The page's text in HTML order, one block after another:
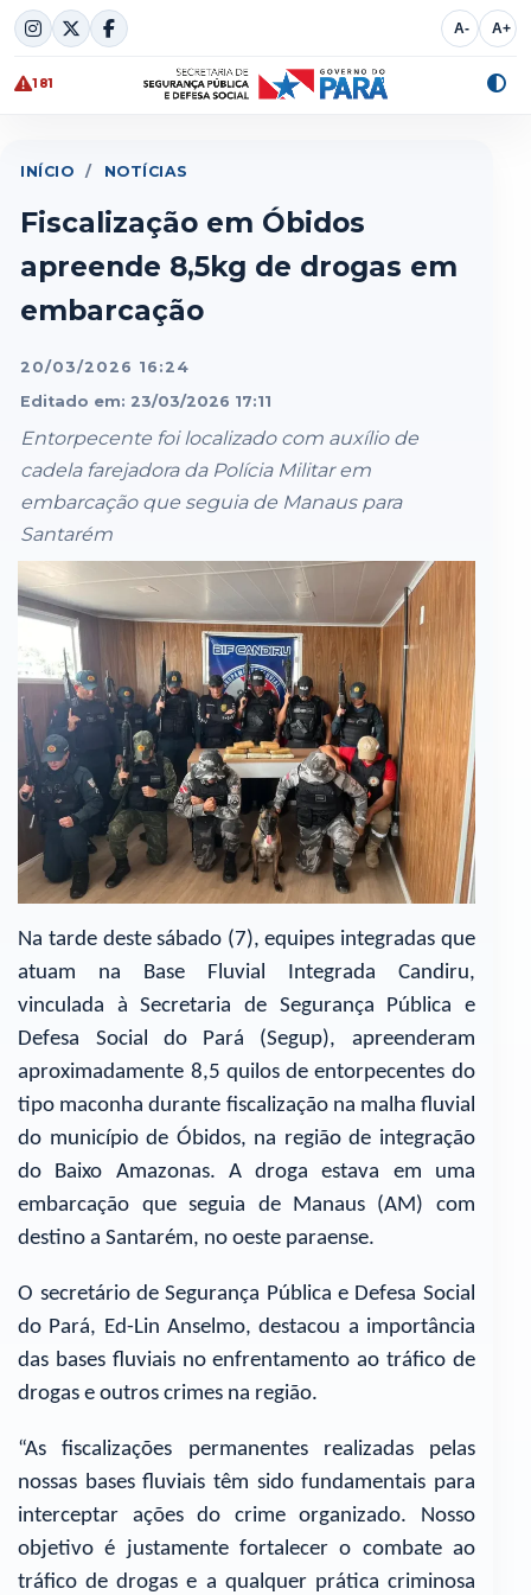
Skip
to
content
A- A+
181
INÍCIO / NOTÍCIAS
Fiscalização em Óbidos
apreende 8,5kg de drogas em
embarcação
20/03/2026 16:24
Editado em: 23/03/2026 17:11
Entorpecente foi localizado com auxílio de
cadela farejadora da Polícia Militar em
embarcação que seguia de Manaus para
Santarém
Na tarde deste sábado (7), equipes integradas que
atuam na Base Fluvial Integrada Candiru,
vinculada à Secretaria de Segurança Pública e
Defesa Social do Pará (Segup), apreenderam
aproximadamente 8,5 quilos de entorpecentes do
tipo maconha durante fiscalização na malha fluvial
do município de Óbidos, na região de integração
do Baixo Amazonas. A droga estava em uma
embarcação que seguia de Manaus (AM) com
destino a Santarém, no oeste paraense.
O secretário de Segurança Pública e Defesa Social
do Pará, Ed-Lin Anselmo, destacou a importância
das bases fluviais no enfrentamento ao tráfico de
drogas e outros crimes na região.
“As fiscalizações permanentes realizadas pelas
nossas bases fluviais têm sido fundamentais para
interceptar ações do crime organizado. Nosso
objetivo é justamente fortalecer o combate ao
tráfico de drogas e a qualquer prática criminosa